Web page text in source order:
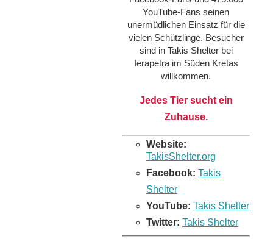
YouTube-Fans seinen
unermüdlichen Einsatz für die
vielen Schützlinge. Besucher
sind in Takis Shelter bei
Ierapetra im Süden Kretas
willkommen.
Jedes Tier sucht ein
Zuhause.
Website:
TakisShelter.org
Facebook: Takis
Shelter
YouTube: Takis Shelter
Twitter: Takis Shelter